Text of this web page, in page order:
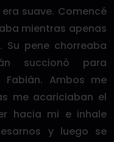
suave. Comencé
mientras apenas
pene chorreaba
succionó para
Ambos me
me acariciaban el
hacia mi e inhale
y luego se